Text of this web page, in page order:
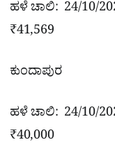
ಹಳೆ ಚಾಲಿ: 24/10/
₹41,569
ಕುಂದಾಪುರ
ಹಳೆ ಚಾಲಿ: 24/10/
₹40,000